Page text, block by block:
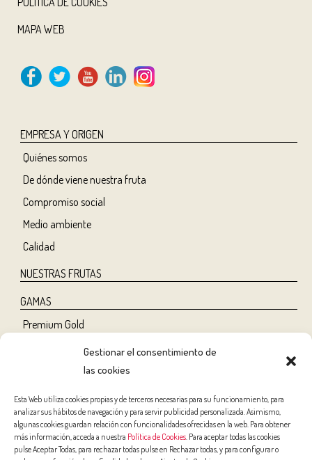
Gestionar el consentimiento de
las cookies
Esta Web utiliza cookies propias y de terceros necesarias para su funcionamiento, para
analizar sus hábitos de navegación y para servir publicidad personalizada. Asimismo,
algunas cookies guardan relación con funcionalidades ofrecidas en la web. Para obtener
más información, acceda a nuestra Política de Cookies. Para aceptar todas las cookies
pulse Aceptar Todas, para rechazar todas pulse en Rechazar todas, y para configurar o
MAPA WEB
EMPRESA Y ORIGEN
Quiénes somos
De dónde viene nuestra fruta
Compromiso social
Medio ambiente
Calidad
NUESTRAS FRUTAS
GAMAS
Premium Gold
NUTRICIÓN Y SALUD
Salud